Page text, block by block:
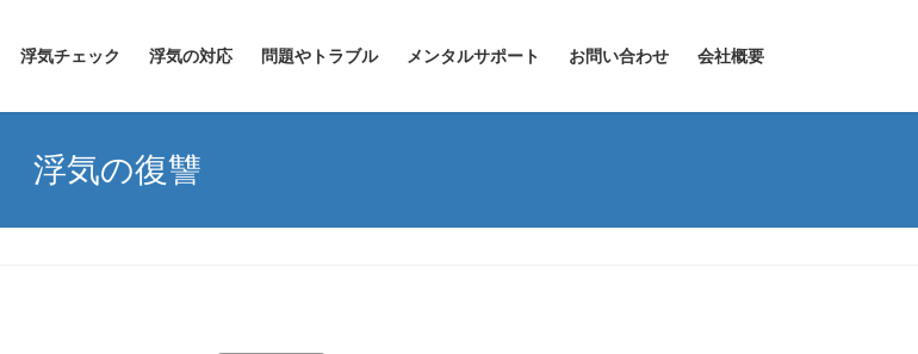
浮気チェック 浮気の対応 問題やトラブル メンタルサポート お問い合わせ 会社概要
浮気の復讐